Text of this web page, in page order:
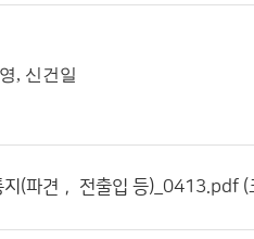
, 신건일
지(파견， 전출입 등)_0413.pdf